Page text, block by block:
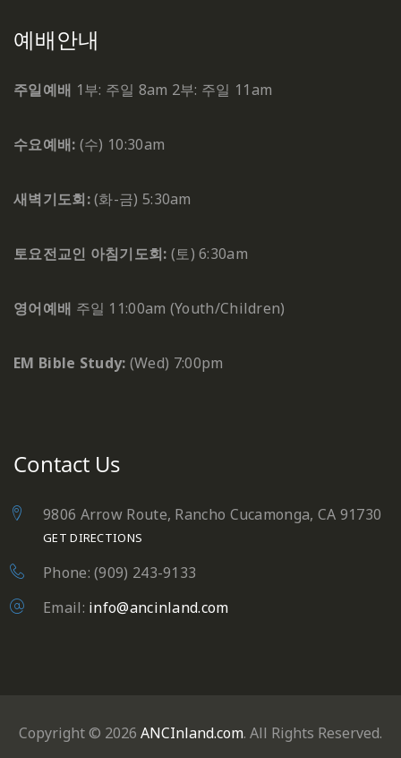
예배안내
주일예배 1부: 주일 8am 2부: 주일 11am
수요예배: (수) 10:30am
새벽기도회:(화-금) 5:30am
토요전교인 아침기도회: (토) 6:30am
영어예배 주일 11:00am (Youth/Children)
EM Bible Study: (Wed) 7:00pm
Contact Us
9806 Arrow Route, Rancho Cucamonga, CA 91730
GET DIRECTIONS
Phone: (909) 243-9133
Email: info@ancinland.com
Copyright © 2026 ANCInland.com. All Rights Reserved.